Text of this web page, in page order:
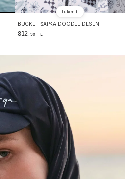
Tükendi
BUCKET ŞAPKA DOODLE DESEN
812 ,90 TL